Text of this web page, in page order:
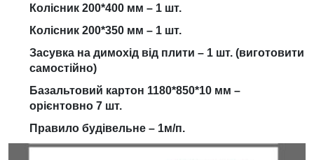
Колісник 200*400 мм – 1 шт.
Колісник 200*350 мм – 1 шт.
Засувка на димохід від плити – 1 шт. (виготовити
самостійно)
Базальтовий картон 1180*850*10 мм –
орієнтовно 7 шт.
Правило будівельне – 1м/п.